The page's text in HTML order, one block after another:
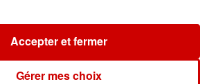
Kelly Massol, figure
emblématique de
Gérer mes choix
Accepter et fermer